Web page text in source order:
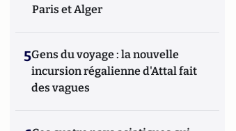
Paris et Alger
5Gens du voyage : la nouvelle
incursion régalienne d'Attal fait
des vagues